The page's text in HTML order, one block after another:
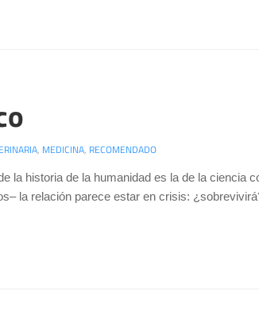
, MEDICINA, RECOMENDADO
la historia de la humanidad es la de la ciencia
la relación parece estar en crisis: